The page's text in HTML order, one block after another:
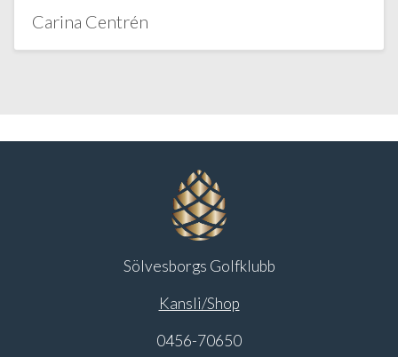
Carina Centrén
Sölvesborgs Golfklubb
Kansli/Shop
0456-70650